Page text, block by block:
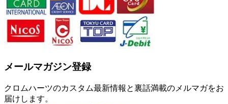
メールマガジン登録
クロムハーツのカスタム最新情報と裏話満載のメルマガをお
届けします。